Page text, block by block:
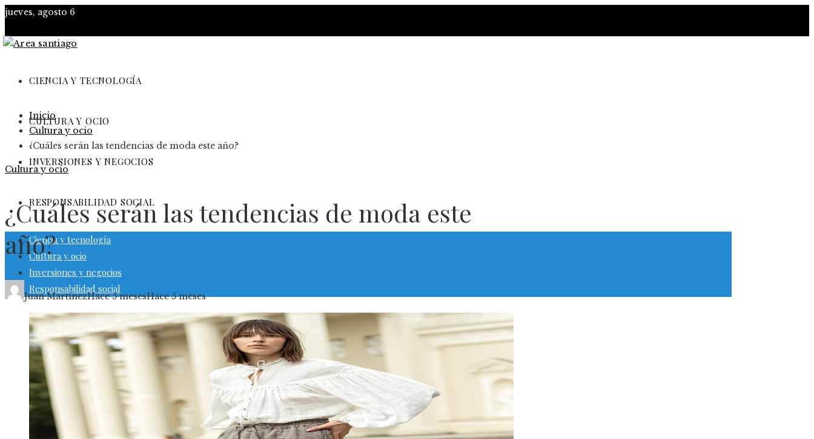
jueves, agosto 6
CIENCIA Y TECNOLOGÍA
CULTURA Y OCIO
INVERSIONES Y NEGOCIOS
RESPONSABILIDAD SOCIAL
Ciencia y tecnología
Cultura y ocio
Inversiones y negocios
Responsabilidad social
Inicio
Cultura y ocio
¿Cuáles serán las tendencias de moda este año?
Cultura y ocio
¿Cuáles serán las tendencias de moda este
año?
Juan MartínezHace 5 mesesHace 5 meses